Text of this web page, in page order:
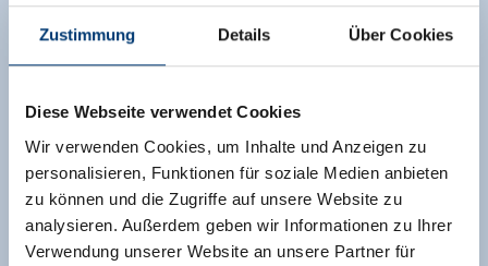
Zustimmung Details Über Cookies
Diese Webseite verwendet Cookies
Wir verwenden Cookies, um Inhalte und Anzeigen zu
personalisieren, Funktionen für soziale Medien anbieten
zu können und die Zugriffe auf unsere Website zu
analysieren. Außerdem geben wir Informationen zu Ihrer
Verwendung unserer Website an unsere Partner für